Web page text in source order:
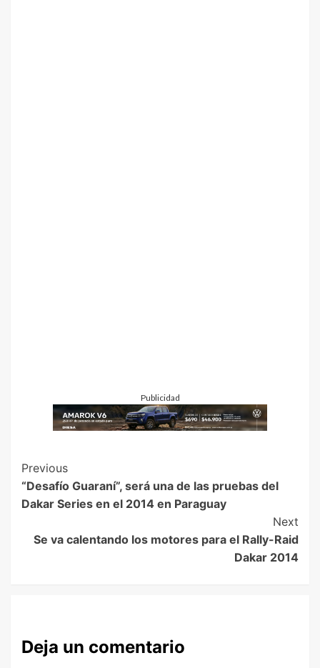
Publicidad
Previous
“Desafío Guaraní”, será una de las pruebas del
Dakar Series en el 2014 en Paraguay
Next
Se va calentando los motores para el Rally-Raid
Dakar 2014
Deja un comentario